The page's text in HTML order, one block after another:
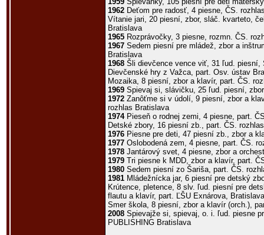
1962 Deťom pre radosť, 4 piesne, ČS.
Vítanie jari, 20 piesní, zbor, sláč. kvarteto,
Bratislava
1965 Rozprávočky, 3 piesne, rozmn. ČS.
1967 Sedem piesní pre mládež, zbor a
Bratislava
1968 Šli dievčence vence viť, 31 ľud. piesní,
Dievčenské hry z Važca, part. Osv. ústav
Mozaika, 8 piesní, zbor a klavír, part. ČS.
1969 Spievaj si, slávičku, 25 ľud. piesní,
1972 Zanôťme si v údolí, 9 piesní, zbor a
rozhlas Bratislava
1974Pieseň o rodnej zemi, 4 piesne, part.
Detské zbory, 16 piesní zb., part. ČS.
1976 Piesne pre deti, 47 piesní zb., zbor a
1977 Oslobodená zem, 4 piesne, part. ČS.
1978 Jantárový svet, 4 piesne, zbor a
1979 Tri piesne k MDD, zbor a klavír, part.
1980 Sedem piesní zo Šariša, part. ČS.
1981 Mládežnícka jar, 6 piesní pre detský
Krútence, pletence, 8 slv. ľud. piesní pre
flautu a klavír, part. ĽŠU Exnárova, Bratislava
Smer škola, 8 piesní, zbor a klavír (orch.),
2008 Spievajže si, spievaj, o. i. ľud. piesne
PUBLISHING Bratislava